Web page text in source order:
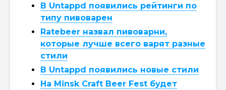
В Untappd появились рейтинги по
типу пивоварен
Ratebeer назвал пивоварни,
которые лучше всего варят разные
стили
В Untappd появились новые стили
На Minsk Craft Beer Fest будет